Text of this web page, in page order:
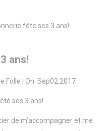
fête ses 3 ans!
ans!
Folle On Sep02,2017
ses 3 ans!
de m’accompagner et me